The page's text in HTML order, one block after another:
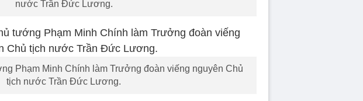
nước Trần Đức Lương.
Phạm Minh Chính làm Trưởng đoàn viếng nguyên Chủ
tịch nước Trần Đức Lương.